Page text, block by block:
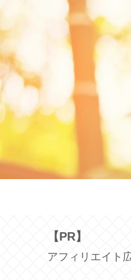
【PR】
アフィリエイト